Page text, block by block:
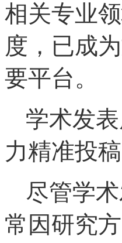
相关专业
度，已成
要平台。
学术发
力精准投稿
尽管学
常因研究